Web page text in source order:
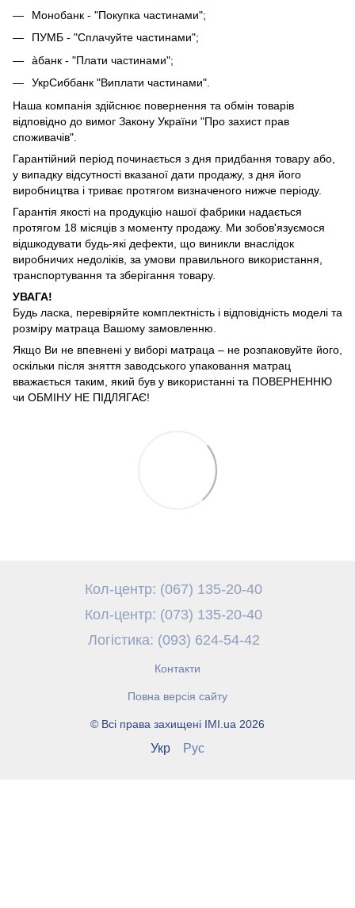
Монобанк - "Покупка частинами";
ПУМБ - "Сплачуйте частинами";
àбанк - "Плати частинами";
УкрСиббанк "Виплати частинами".
Наша компанія здійснює повернення та обмін товарів
відповідно до вимог Закону України "Про захист прав
споживачів".
Гарантійний період починається з дня придбання товару або,
у випадку відсутності вказаної дати продажу, з дня його
виробництва і триває протягом визначеного нижче періоду.
Гарантія якості на продукцію нашої фабрики надається
протягом 18 місяців з моменту продажу. Ми зобов'язуємося
відшкодувати будь-які дефекти, що виникли внаслідок
виробничих недоліків, за умови правильного використання,
транспортування та зберігання товару.
УВАГА!
Будь ласка, перевіряйте комплектність і відповідність моделі та
розміру матраца Вашому замовленню.
Якщо Ви не впевнені у виборі матраца – не розпаковуйте його,
оскільки після зняття заводського упаковання матрац
вважається таким, який був у використанні та ПОВЕРНЕННЮ
чи ОБМІНУ НЕ ПІДЛЯГАЄ!
Кол-центр: (067) 135-20-40
Кол-центр: (073) 135-20-40
Логістика: (093) 624-54-42
Контакти
Повна версія сайту
© Всі права захищені IMI.ua 2026
Укр Рус